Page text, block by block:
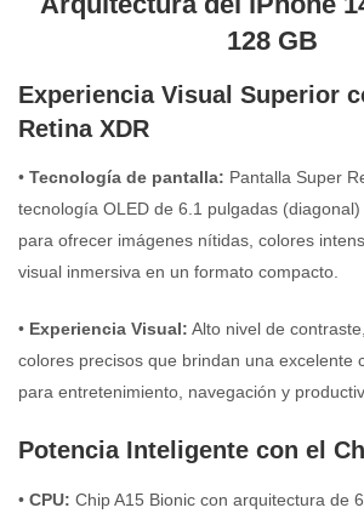
128 GB
Experiencia Visual Superior
Retina XDR
• Tecnología de pantalla: Pantalla Super
tecnología OLED de 6.1 pulgadas
para ofrecer imágenes nítidas, colores
visual inmersiva en un formato compacto.
• Experiencia Visual: Alto nivel de
colores precisos que brindan una excelente
para entretenimiento, navegación y
Potencia Inteligente con el
• CPU: Chip A15 Bionic con arquitectura de